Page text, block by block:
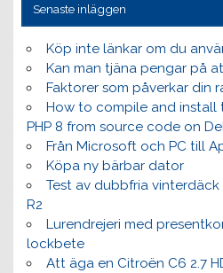
Senaste inläggen
Köp inte länkar om du
Kan man tjäna pengar på
Faktorer som påverkar din
How to compile and install
PHP 8 from source code on
Från Microsoft och PC till
Köpa ny bärbar dator
Test av dubbfria
R2
Lurendrejeri med
lockbete
Att äga en Citroën C6 2.7